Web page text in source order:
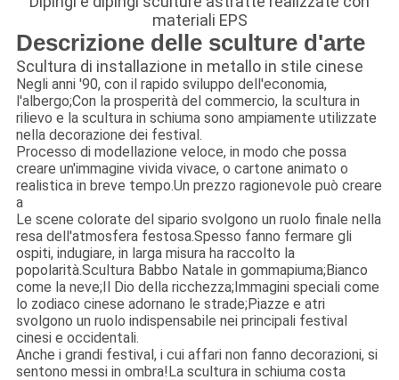
materiali EPS
Descrizione delle sculture d'arte
Scultura di installazione in metallo in stile cinese
Negli anni '90, con il rapido sviluppo dell'economia,
l'albergo;Con la prosperità del commercio, la scultura in
rilievo e la scultura in schiuma sono ampiamente utilizzate
nella decorazione dei festival.
Processo di modellazione veloce, in modo che possa
creare un'immagine vivida vivace, o cartone animato o
realistica in breve tempo.Un prezzo ragionevole può creare
a
Le scene colorate del sipario svolgono un ruolo finale nella
resa dell'atmosfera festosa.Spesso fanno fermare gli
ospiti, indugiare, in larga misura ha raccolto la
popolarità.Scultura Babbo Natale in gommapiuma;Bianco
come la neve;Il Dio della ricchezza;Immagini speciali come
lo zodiaco cinese adornano le strade;Piazze e atri
svolgono un ruolo indispensabile nei principali festival
cinesi e occidentali.
Anche i grandi festival, i cui affari non fanno decorazioni, si
sentono messi in ombra!La scultura in schiuma costa